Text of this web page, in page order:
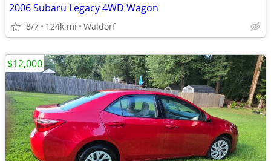
2006 Subaru Legacy 4WD Wagon
8/7 124k mi Waldorf
$12,000